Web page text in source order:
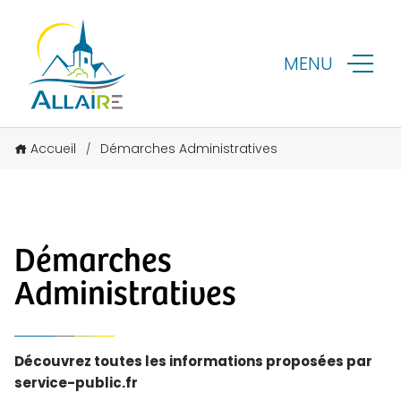
MENU
Accueil / Démarches Administratives
Démarches
Administratives
Découvrez toutes les informations proposées par
service-public.fr